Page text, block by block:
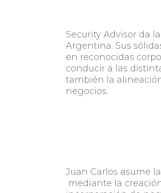
Security Advisor da
Argentina. Sus
en reconocidas
conducir a las
también la
negocios.
Juan Carlos asume
mediante la